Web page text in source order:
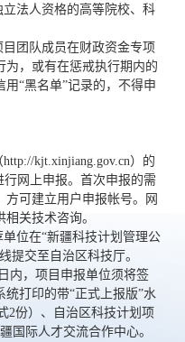
法人资格的高等院校、科
团队成员在财政资金专项
为，或有在惩戒执行期内的
用“黑名单”记录的，不得申
http://kjt.xinjiang.gov.cn）的
行网上申报。首次申报的需
可建立用户申报帐号。网
关技术咨询。
单位在“新疆科技计划管理公
提交至自治区科技厅。
内，项目申报单位须将签
统打印的带“正式上报版”水
2份）、自治区科技计划项
国际人才交流合作中心。